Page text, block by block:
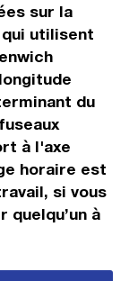
sur la
qui utilisent
du
à l'axe
horaire est
si vous
quelqu’un à